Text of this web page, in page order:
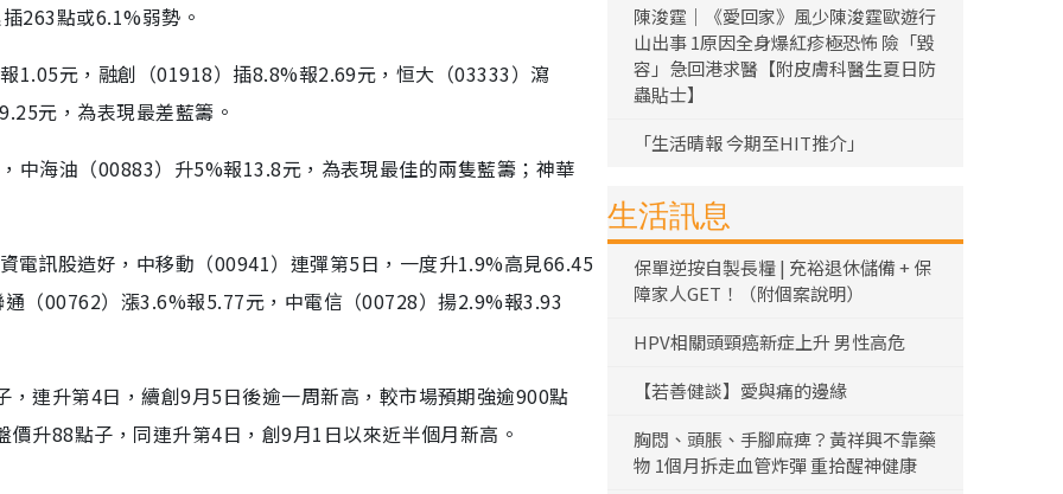
263點或6.1%弱勢。
1.05元，融創（01918）插8.8%報2.69元，恒大（03333）瀉
元，為表現最差藍籌。
中海油（00883）升5%報13.8元，為表現最佳的兩隻藍籌；神華
電訊股造好，中移動（00941）連彈第5日，一度升1.9%高見66.45
（00762）漲3.6%報5.77元，中電信（00728）揚2.9%報3.93
連升第4日，續創9月5日後逾一周新高，較市場預期強逾900點
升88點子，同連升第4日，創9月1日以來近半個月新高。
陳浚霆｜《愛回家》風少陳浚霆歐遊行
山出事 1原因全身爆紅疹極恐怖 險「毀
容」急回港求醫【附皮膚科醫生夏日防
蟲貼士】
「生活晴報 今期至HIT推介」
生活訊息
保單逆按自製長糧 | 充裕退休儲備 + 保
障家人GET！（附個案說明）
HPV相關頭頸癌新症上升 男性高危
【若善健談】愛與痛的邊緣
胸悶、頭脹、手腳麻痺？黃祥興不靠藥
物 1個月拆走血管炸彈 重拾醒神健康